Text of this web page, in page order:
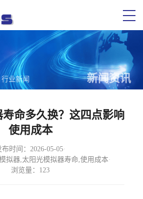
行业新闻 新闻资讯
命多久换？这四点影响
使用成本
布时间：2026-05-05·
拟器,太阳光模拟器寿命,使用成本·
浏览量：123